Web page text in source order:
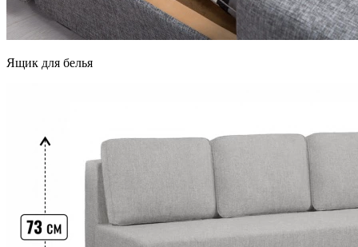
Ящик для белья